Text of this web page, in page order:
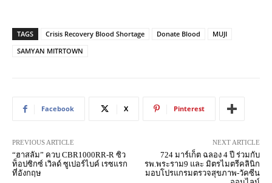
TAGS Crisis Recovery Blood Shortage Donate Blood
MUJI
SAMYAN MITRTOWN
Facebook X Pinterest
PREVIOUS ARTICLE
“ฮาสลัม” ควบ CBR1000RR-R ซิว
ท็อปซิกซ์ เวิลด์ ซูเปอร์ไบค์ เรซแรก
ที่อังกฤษ
NEXT ARTICLE
724 มาร์เก็ต ฉลอง 4 ปี ร่วมกับ
รพ.พระราม9 และ มิตรไมตรีคลินิก
มอบโปรแกรมตรวจสุขภาพ-วัคซีน